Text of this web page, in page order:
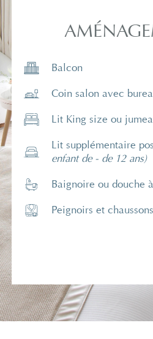
Balcon
Coin salon avec
Lit King size ou
Lit supplémentaire
enfant de - de 12 ans)
Baignoire ou douche
Peignoirs et chaussons